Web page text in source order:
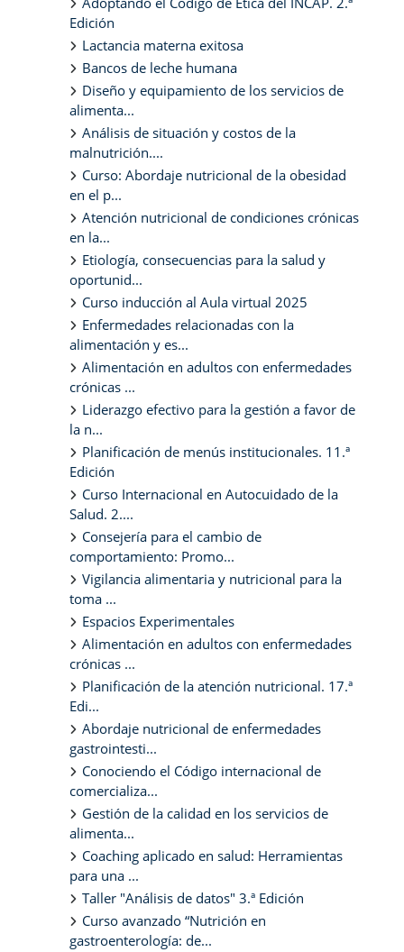
Edición
Lactancia materna exitosa
Bancos de leche humana
Diseño y equipamiento de los servicios de
alimenta...
Análisis de situación y costos de la
malnutrición....
Curso: Abordaje nutricional de la obesidad
en el p...
Atención nutricional de condiciones crónicas
en la...
Etiología, consecuencias para la salud y
oportunid...
Curso inducción al Aula virtual 2025
Enfermedades relacionadas con la
alimentación y es...
Alimentación en adultos con enfermedades
crónicas ...
Liderazgo efectivo para la gestión a favor de
la n...
Planificación de menús institucionales. 11.ª
Edición
Curso Internacional en Autocuidado de la
Salud. 2....
Consejería para el cambio de
comportamiento: Promo...
Vigilancia alimentaria y nutricional para la
toma ...
Espacios Experimentales
Alimentación en adultos con enfermedades
crónicas ...
Planificación de la atención nutricional. 17.ª
Edi...
Abordaje nutricional de enfermedades
gastrointesti...
Conociendo el Código internacional de
comercializa...
Gestión de la calidad en los servicios de
alimenta...
Coaching aplicado en salud: Herramientas
para una ...
Taller "Análisis de datos" 3.ª Edición
Curso avanzado “Nutrición en
gastroenterología: de...